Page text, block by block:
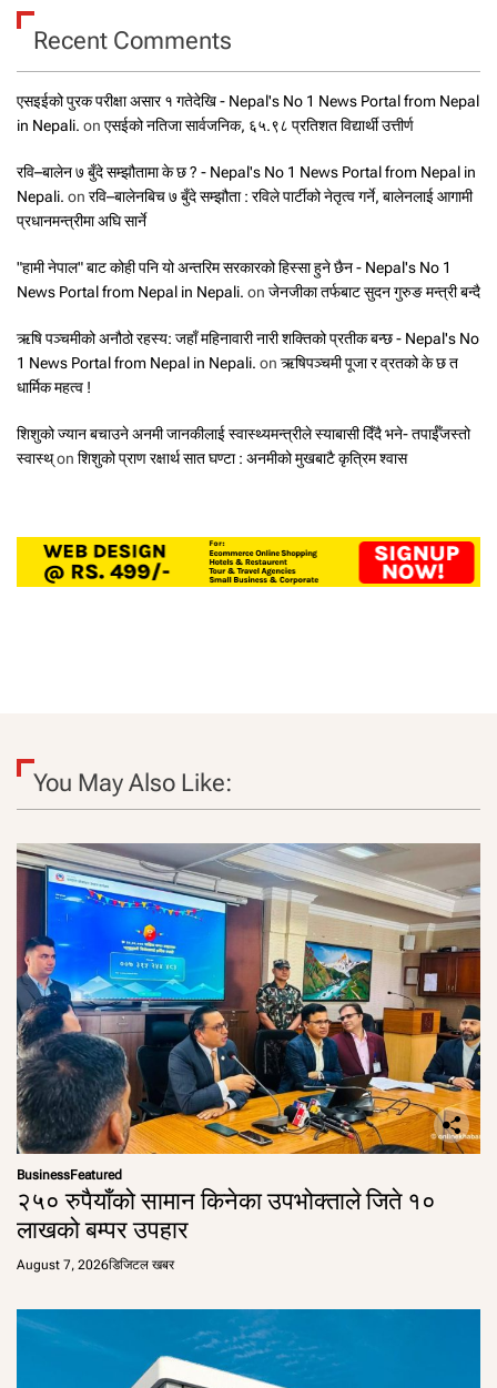
Recent Comments
एसइईको पुरक परीक्षा असार १ गतेदेखि - Nepal's No 1 News Portal from Nepal
in Nepali. on एसईको नतिजा सार्वजनिक, ६५.९८ प्रतिशत विद्यार्थी उत्तीर्ण
रवि–बालेन ७ बुँदे सम्झौतामा के छ ? - Nepal's No 1 News Portal from Nepal in
Nepali. on रवि–बालेनबिच ७ बुँदे सम्झौता : रविले पार्टीको नेतृत्व गर्ने, बालेनलाई आगामी
प्रधानमन्त्रीमा अघि सार्ने
"हामी नेपाल" बाट कोही पनि यो अन्तरिम सरकारको हिस्सा हुने छैन - Nepal's No 1
News Portal from Nepal in Nepali. on जेनजीका तर्फबाट सुदन गुरुङ मन्त्री बन्दै
ऋषि पञ्चमीको अनौठो रहस्य: जहाँ महिनावारी नारी शक्तिको प्रतीक बन्छ - Nepal's No
1 News Portal from Nepal in Nepali. on ऋषिपञ्चमी पूजा र व्रतको के छ त
धार्मिक महत्व !
शिशुको ज्यान बचाउने अनमी जानकीलाई स्वास्थ्यमन्त्रीले स्याबासी दिँदै भने- तपाईँजस्तो
स्वास्थ्on शिशुको प्राण रक्षार्थ सात घण्टा : अनमीको मुखबाटै कृत्रिम श्वास
You May Also Like:
BusinessFeatured
२५० रुपैयाँको सामान किनेका उपभोक्ताले जिते १०
लाखको बम्पर उपहार
August 7, 2026डिजिटल खबर